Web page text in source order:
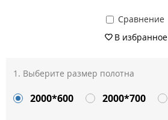
Сравнение
В избранное
Выберите размер полотна
2000*600 2000*700